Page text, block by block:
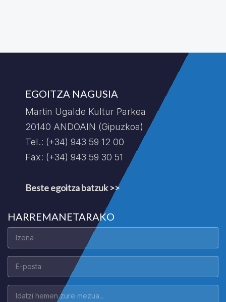
EGOITZA NAGUSIA
Martin Ugalde Kultur Parkea
20140 ANDOAIN (Gipuzkoa)
Tel.: (+34) 943 59 12 00
Fax: (+34) 943 59 30 51
Beste egoitza batzuk >>
HARREMANETARAKO